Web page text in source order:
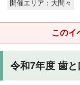
開催エリア：大間々
このイ
令和7年度 歯